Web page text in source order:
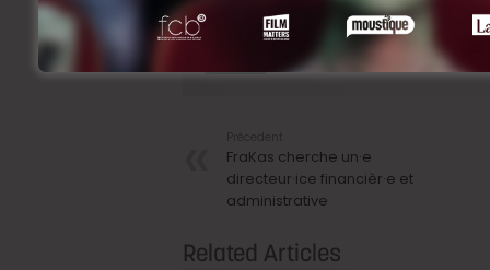
Facebook Twitter
FraKas cherche un·e
directeur·ice financièr·e et
administrative
Related Articles